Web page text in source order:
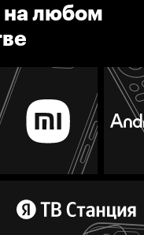
на любом